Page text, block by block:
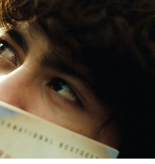
SIC Físico
Fale Conosco